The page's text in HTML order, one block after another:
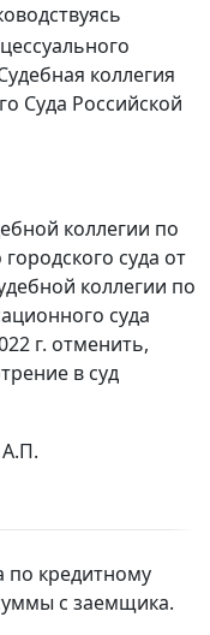
коллегия
Суда Российской
коллегии по
суда от
коллегии по
суда
г. отменить,
в суд
по кредитному
с заемщика.